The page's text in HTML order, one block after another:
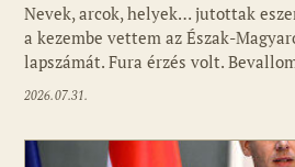
Nevek, arcok, helyek… jutottak
a kezembe vettem az Észak-
lapszámát. Fura érzés volt.
2026.07.31.